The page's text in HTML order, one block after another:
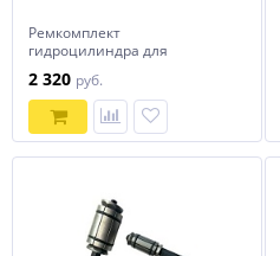
Ремкомплект
гидроцилиндра для
(SF-B4000) HOREX
2 320 руб.